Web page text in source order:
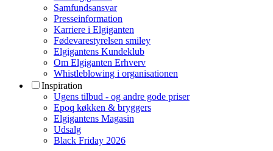
Samfundsansvar
Presseinformation
Karriere i Elgiganten
Fødevarestyrelsen smiley
Elgigantens Kundeklub
Om Elgiganten Erhverv
Whistleblowing i organisationen
Inspiration
Ugens tilbud - og andre gode priser
Epoq køkken & bryggers
Elgigantens Magasin
Udsalg
Black Friday 2026